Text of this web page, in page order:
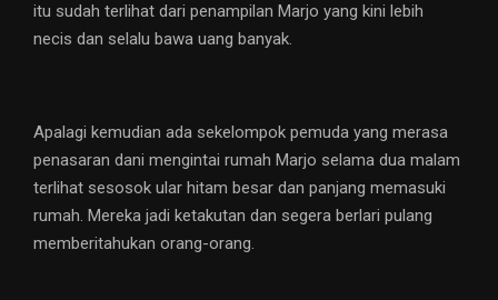
itu sudah terlihat dari penampilan Marjo yang kini lebih
necis dan selalu bawa uang banyak.
Apalagi kemudian ada sekelompok pemuda yang merasa
penasaran dani mengintai rumah Marjo selama dua malam
terlihat sesosok ular hitam besar dan panjang memasuki
rumah. Mereka jadi ketakutan dan segera berlari pulang
memberitahukan orang-orang.